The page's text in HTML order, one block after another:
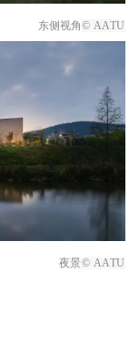
东侧视角© AATU
夜景© AATU